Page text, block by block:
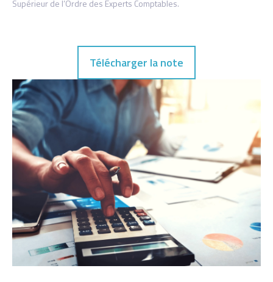
Supérieur de l’Ordre des Experts Comptables.
Télécharger la note